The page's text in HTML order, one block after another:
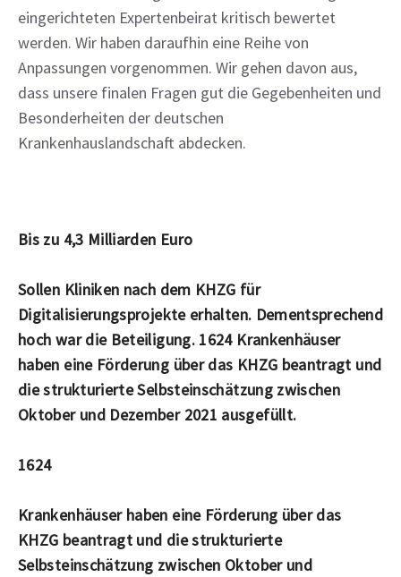
eingerichteten Expertenbeirat kritisch bewertet
werden. Wir haben daraufhin eine Reihe von
Anpassungen vorgenommen. Wir gehen davon aus,
dass unsere finalen Fragen gut die Gegebenheiten und
Besonderheiten der deutschen
Krankenhauslandschaft abdecken.
Bis zu 4,3 Milliarden Euro
Sollen Kliniken nach dem KHZG für
Digitalisierungsprojekte erhalten. Dementsprechend
hoch war die Beteiligung. 1624 Krankenhäuser
haben eine Förderung über das KHZG beantragt und
die strukturierte Selbsteinschätzung zwischen
Oktober und Dezember 2021 ausgefüllt.
1624
Krankenhäuser haben eine Förderung über das
KHZG beantragt und die strukturierte
Selbsteinschätzung zwischen Oktober und